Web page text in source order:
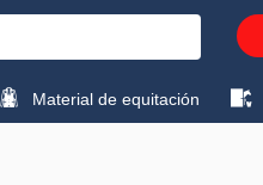
Material de equitación